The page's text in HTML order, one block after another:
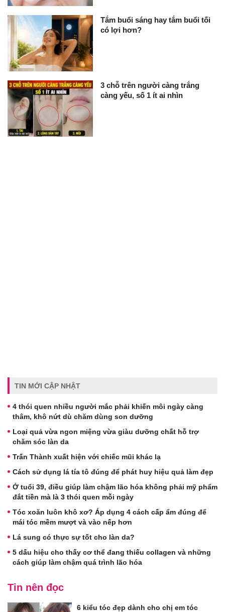
Tắm buổi sáng hay tắm buổi tối
có lợi hơn?
3 chỗ trên người càng trắng
càng yếu, số 1 ít ai nhìn
TIN MỚI CẬP NHẬT
4 thói quen nhiều người mắc phải khiến môi ngày càng
thâm, khô nứt dù chăm dùng son dưỡng
Loại quả vừa ngon miệng vừa giàu dưỡng chất hỗ trợ
chăm sóc làn da
Trấn Thành xuất hiện với chiếc mũi khác lạ
Cách sử dụng lá tía tô đúng để phát huy hiệu quả làm đẹp
Ở tuổi 39, điều giúp làm chậm lão hóa không phải mỹ phẩm
đắt tiền mà là 3 thói quen mỗi ngày
Tóc xoăn luôn khô xơ? Áp dụng 4 cách cấp ẩm đúng để
mái tóc mềm mượt và vào nếp hơn
Lá sung có thực sự tốt cho làn da?
5 dấu hiệu cho thấy cơ thể đang thiếu collagen và những
cách giúp làm chậm quá trình lão hóa
Tin nên đọc
6 kiểu tóc đẹp dành cho chị em tóc